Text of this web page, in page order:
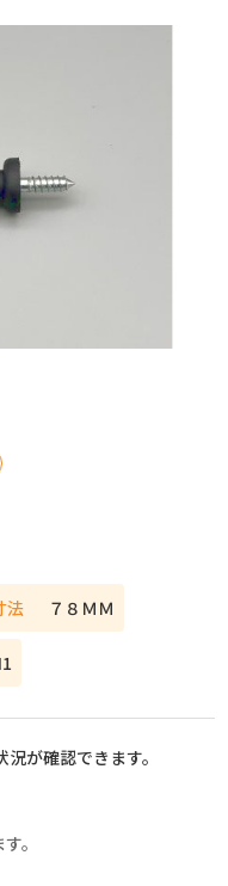
法 ７８ＭＭ
が確認できます。
。